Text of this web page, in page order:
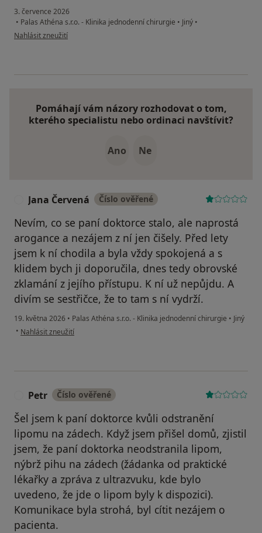
3. července 2026
• Palas Athéna s.r.o. - Klinika jednodenní chirurgie • Jiný •
podle názoru uživatele PP
Nahlásit zneužití
Pomáhají vám názory rozhodovat o tom,
kterého specialistu nebo ordinaci navštívit?
Ano Ne
Jana Červená Číslo ověřené
Nevím, co se paní doktorce stalo, ale naprostá
arogance a nezájem z ní jen čišely. Před lety
jsem k ní chodila a byla vždy spokojená a s
klidem bych ji doporučila, dnes tedy obrovské
zklamání z jejího přístupu. K ní už nepůjdu. A
divím se sestřičce, že to tam s ní vydrží.
19. května 2026 • Palas Athéna s.r.o. - Klinika jednodenní chirurgie • Jiný
• podle názoru uživatele Jana Červená
Nahlásit zneužití
Petr Číslo ověřené
Šel jsem k paní doktorce kvůli odstranění
lipomu na zádech. Když jsem přišel domů, zjistil
jsem, že paní doktorka neodstranila lipom,
nýbrž pihu na zádech (žádanka od praktické
lékařky a zpráva z ultrazvuku, kde bylo
uvedeno, že jde o lipom byly k dispozici).
Komunikace byla strohá, byl cítit nezájem o
pacienta.